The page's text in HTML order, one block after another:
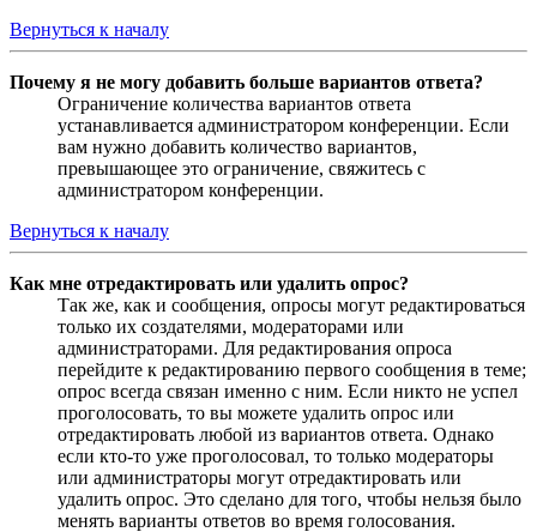
Вернуться к началу
Почему я не могу добавить больше вариантов ответа?
Ограничение количества вариантов ответа
устанавливается администратором конференции. Если
вам нужно добавить количество вариантов,
превышающее это ограничение, свяжитесь с
администратором конференции.
Вернуться к началу
Как мне отредактировать или удалить опрос?
Так же, как и сообщения, опросы могут редактироваться
только их создателями, модераторами или
администраторами. Для редактирования опроса
перейдите к редактированию первого сообщения в теме;
опрос всегда связан именно с ним. Если никто не успел
проголосовать, то вы можете удалить опрос или
отредактировать любой из вариантов ответа. Однако
если кто-то уже проголосовал, то только модераторы
или администраторы могут отредактировать или
удалить опрос. Это сделано для того, чтобы нельзя было
менять варианты ответов во время голосования.